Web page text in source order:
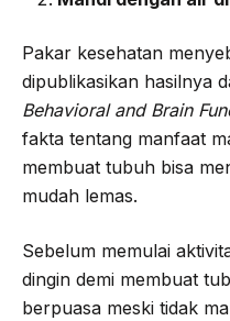
Pakar kesehatan
dipublikasikan hasilnya
Behavioral and Brain
fakta tentang manfaat
membuat tubuh bisa
mudah lemas.
Sebelum memulai
dingin demi membuat
berpuasa meski tidak